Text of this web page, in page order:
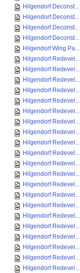
Hilgendorf Deconst...
Hilgendorf Deconst...
Hilgendorf Deconst...
Hilgendorf Deconst...
Hilgendorf Wing Pa...
Hilgendorf Redevel...
Hilgendorf Redevel...
Hilgendorf Redevel...
Hilgendorf Redevel...
Hilgendorf Redevel...
Hilgendorf Redevel...
Hilgendorf Redevel...
Hilgendorf Redevel...
Hilgendorf Redevel...
Hilgendorf Redevel...
Hilgendorf Redevel...
Hilgendorf Redevel...
Hilgendorf Redevel...
Hilgendorf Redevel...
Hilgendorf Redevel...
Hilgendorf Redevel...
Hilgendorf Redevel...
Hilgendorf Redevel...
Hilgendorf Redevel...
Hilgendorf Redevel...
Hilgendorf Redevel...